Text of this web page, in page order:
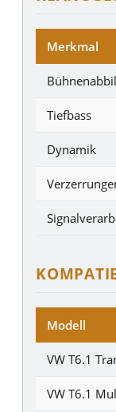
Merkmal
Tiefbass
Dynamik
Modell
VW T6.1
VW T6.1